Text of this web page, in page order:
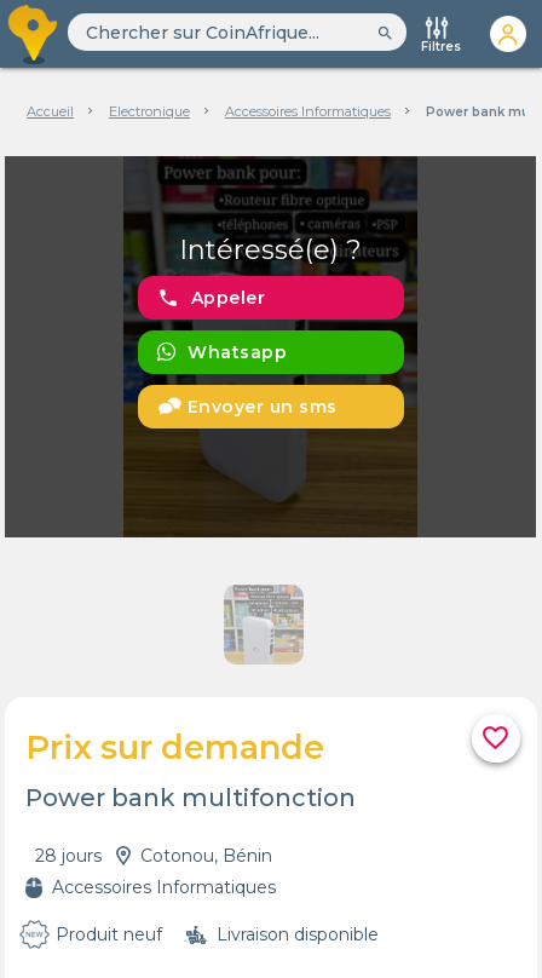
search
Filtres
Accueil Electronique Accessoires Informatiques Power bank
Intéressé(e) ?
phone Appeler
Whatsapp
Envoyer un sms
favorite_border
Prix sur demande
Power bank multifonction
28 jours
Cotonou, Bénin
Accessoires Informatiques
Produit neuf Livraison disponible